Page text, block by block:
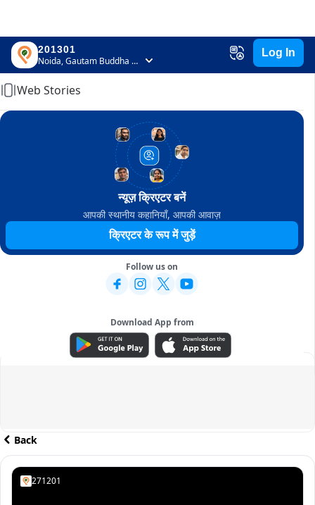
201301
Noida, Gautam Buddha Nagar, Uttar Pradesh
Log In
Home
Web Stories
न्यूज़ क्रिएटर बनें
आपकी स्थानीय कहानियाँ, आपकी आवाज़
क्रिएटर के रूप में जुड़ें
Follow us on
Download App from
ADVERTISEMENT
Back
271201